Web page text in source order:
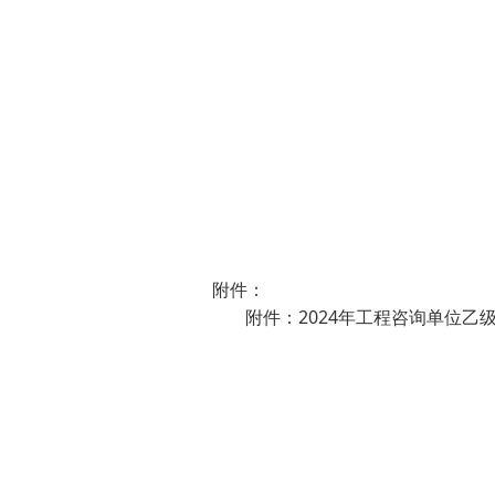
附件：
附件：2024年工程咨询单位乙